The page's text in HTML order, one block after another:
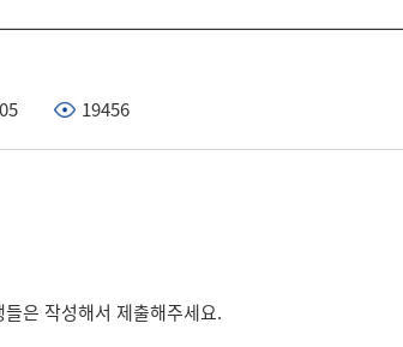
19456
은 작성해서 제출해주세요.